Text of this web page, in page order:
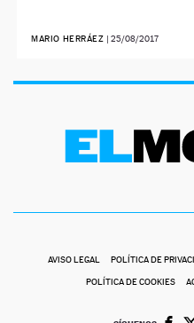
MARIO HERRÁEZ | 25/08/2017
AVISO LEGAL POLÍTICA DE
POLÍTICA DE COOKIES